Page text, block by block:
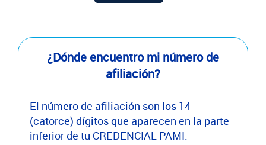
¿Dónde encuentro mi número de
afiliación?
El número de afiliación son los 14
(catorce) dígitos que aparecen en la parte
inferior de tu CREDENCIAL PAMI.